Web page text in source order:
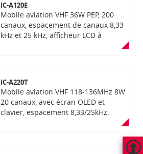
IC-A120E
Mobile aviation VHF 36W PEP, 200
canaux, espacement de canaux 8,33
kHz et 25 kHz, afficheur LCD à
matrice active, mode VFO réducteur
étancheité IP54. Pour communication
"sol-air" sur les zones
aeroportuaires. Livré avec câble
alimentation DC, support
IC-A220T
Mobile aviation VHF 118-136MHz 8W
20 canaux, avec écran OLED et
clavier, espacement 8,33/25kHz.
Version TSO/ETSO. Livré avec rack de